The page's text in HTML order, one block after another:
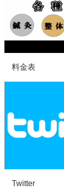
料金表
Twitter